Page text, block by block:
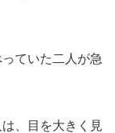
ていた二人が急
、目を大きく見